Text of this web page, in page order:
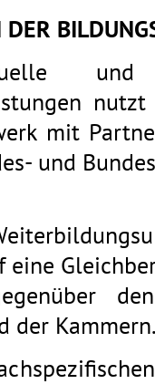
und
mit
und
eine
der